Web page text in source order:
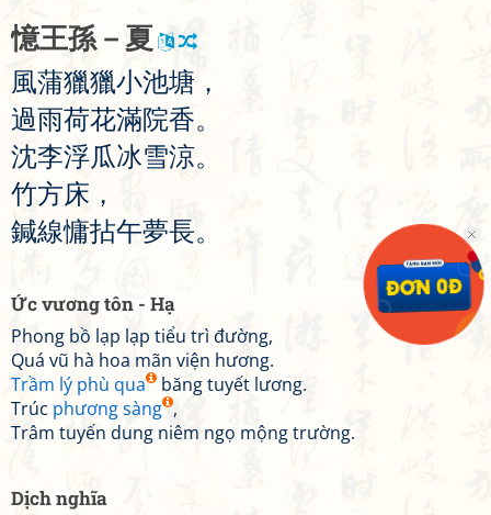
憶王孫 － 夏
風蒲獵獵小池塘 ，
過雨荷花滿院香。
沈李浮瓜冰雪涼。
竹方床 ，
鍼線慵拈午夢長。
Ức vương tôn - Hạ
Phong bồ lạp lạp tiểu trì đường,
Quá vũ hà hoa mãn viện hương.
Trầm lý phù qua
băng tuyết lương.
Trúc phương sàng ,
Trâm tuyến dung niêm ngọ mộng trường.
Dịch nghĩa